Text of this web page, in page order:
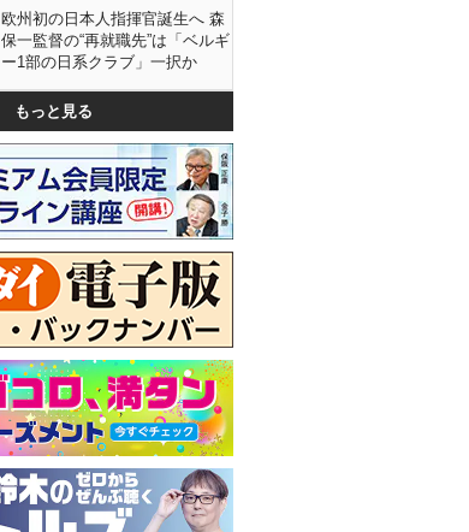
欧州初の日本人指揮官誕生へ 森
保一監督の“再就職先”は「ベルギ
ー1部の日系クラブ」一択か
もっと見る